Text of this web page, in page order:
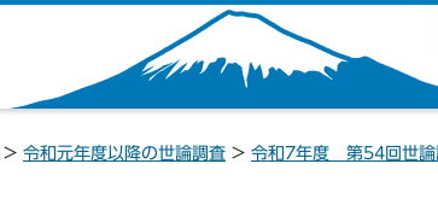
> 令和元年度以降の世論調査 > 令和7年度 第54回世論